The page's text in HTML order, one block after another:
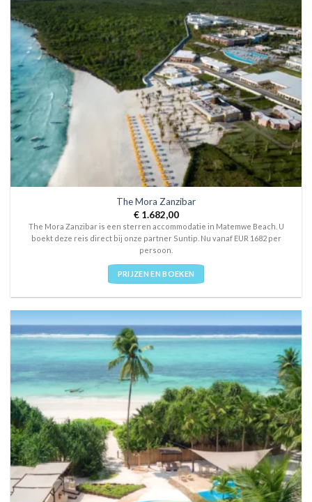
The Mora Zanzibar
€1.682,00
The Mora Zanzibar is een sterren accommodatie in Matemwe Beach. U
boekt deze reis direct bij onze partner Suntip. Nu vanaf EUR 1682 per
persoon.
PRIJZEN EN BOEKEN